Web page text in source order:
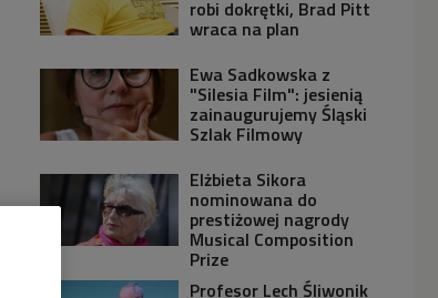
robi dokrętki, Brad Pitt
wraca na plan
Ewa Sadkowska z
"Silesia Film": jesienią
zainaugurujemy Śląski
Szlak Filmowy
Elżbieta Sikora
nominowana do
prestiżowej nagrody
Musical Composition
Prize
Profesor Lech Śliwonik